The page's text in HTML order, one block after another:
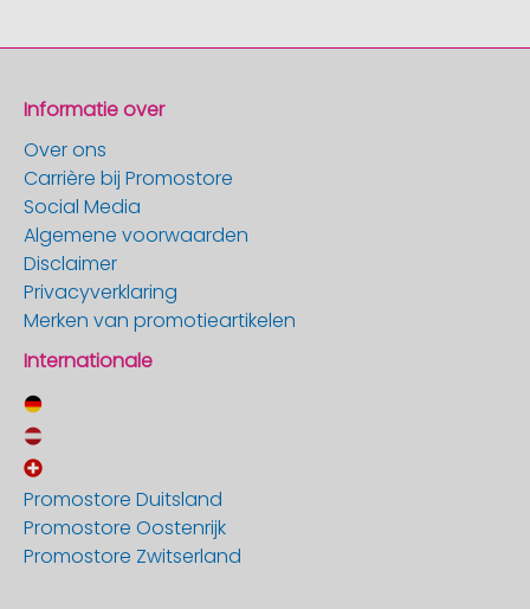
Informatie over
Over ons
Carrière bij Promostore
Social Media
Algemene voorwaarden
Disclaimer
Privacyverklaring
Merken van promotieartikelen
Internationale
Promostore Duitsland
Promostore Oostenrijk
Promostore Zwitserland